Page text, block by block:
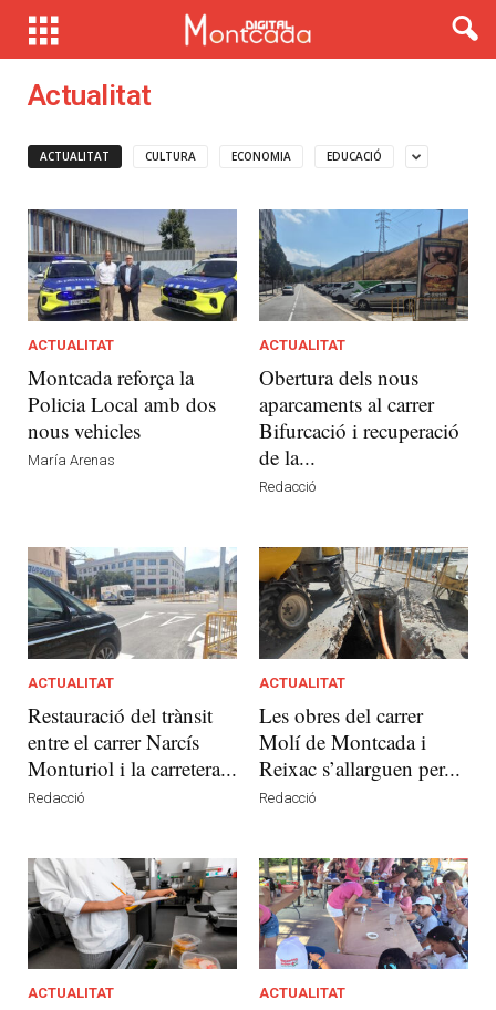
Actualitat
ACTUALITAT CULTURA ECONOMIA EDUCACIÓ
ACTUALITAT
Montcada reforça la
Policia Local amb dos
nous vehicles
María Arenas
ACTUALITAT
Obertura dels nous
aparcaments al carrer
Bifurcació i recuperació
de la...
Redacció
ACTUALITAT
Restauració del trànsit
entre el carrer Narcís
Monturiol i la carretera...
Redacció
ACTUALITAT
Les obres del carrer
Molí de Montcada i
Reixac s’allarguen per...
Redacció
ACTUALITAT ACTUALITAT